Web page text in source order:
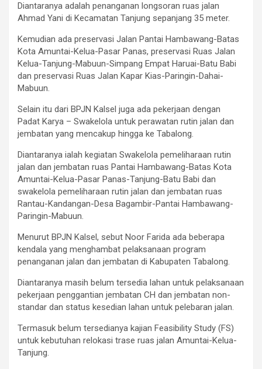
Diantaranya adalah penanganan longsoran ruas jalan
Ahmad Yani di Kecamatan Tanjung sepanjang 35 meter.
Kemudian ada preservasi Jalan Pantai Hambawang-Batas
Kota Amuntai-Kelua-Pasar Panas, preservasi Ruas Jalan
Kelua-Tanjung-Mabuun-Simpang Empat Haruai-Batu Babi
dan preservasi Ruas Jalan Kapar Kias-Paringin-Dahai-
Mabuun.
Selain itu dari BPJN Kalsel juga ada pekerjaan dengan
Padat Karya – Swakelola untuk perawatan rutin jalan dan
jembatan yang mencakup hingga ke Tabalong.
Diantaranya ialah kegiatan Swakelola pemeliharaan rutin
jalan dan jembatan ruas Pantai Hambawang-Batas Kota
Amuntai-Kelua-Pasar Panas-Tanjung-Batu Babi dan
swakelola pemeliharaan rutin jalan dan jembatan ruas
Rantau-Kandangan-Desa Bagambir-Pantai Hambawang-
Paringin-Mabuun.
Menurut BPJN Kalsel, sebut Noor Farida ada beberapa
kendala yang menghambat pelaksanaan program
penanganan jalan dan jembatan di Kabupaten Tabalong.
Diantaranya masih belum tersedia lahan untuk pelaksanaan
pekerjaan penggantian jembatan CH dan jembatan non-
standar dan status kesedian lahan untuk pelebaran jalan.
Termasuk belum tersedianya kajian Feasibility Study (FS)
untuk kebutuhan relokasi trase ruas jalan Amuntai-Kelua-
Tanjung.